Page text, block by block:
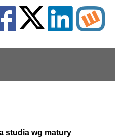
studia wg matury